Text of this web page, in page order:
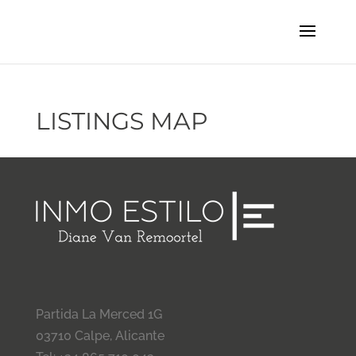
LISTINGS MAP
Partida La Merced 1G
03710 Calpe, Alicante